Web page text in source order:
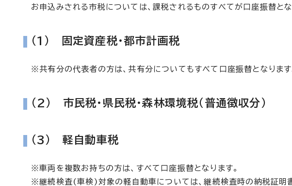
お申込みされる市税については、課税されるものすべてが口座振替とな
(1) 固定資産税・都市計画税
※共有分の代表者の方は、共有分についてもすべて口座振替となります
(2) 市民税・県民税・森林環境税（普通徴収分）
(3) 軽自動車税
※車両を複数お持ちの方は、すべて口座振替となります。
※継続検査(車検)対象の軽自動車については、継続検査時の納税証明